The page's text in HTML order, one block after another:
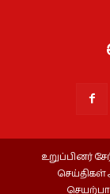
உறுப்பினர்